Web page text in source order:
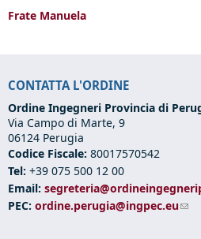
Frate Manuela
CONTATTA L'ORDINE
Ordine Ingegneri Provincia di
Via Campo di Marte, 9
06124 Perugia
Codice Fiscale: 80017570542
Tel: +39 075 500 12 00
Email:
PEC: ordine.perugia@ingpec.eu